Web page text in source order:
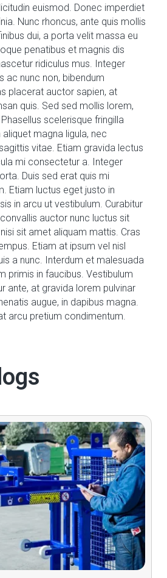
euismod. Donec imperdiet
Nunc rhoncus, ante quis mollis
dui, a porta velit massa eu
penatibus et magnis dis
ridiculus mus. Integer
ac nunc non, bibendum
placerat auctor sapien, at
quis. Sed sed mollis lorem,
scelerisque fringilla
magna ligula, nec
vitae. Etiam gravida lectus
mi consectetur a. Integer
Duis sed erat quis mi
Etiam luctus eget justo in
in arcu ut vestibulum. Curabitur
auctor nunc luctus sit
sit amet aliquam mattis. Cras
Etiam at ipsum vel nisl
a nunc. Interdum et malesuada
primis in faucibus. Vestibulum
ante, at gravida lorem pulvinar
augue, in dapibus magna.
arcu pretium condimentum.